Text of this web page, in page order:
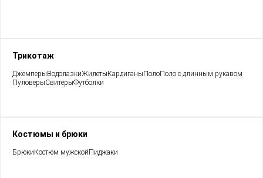
Трикотаж
ДжемперыВодолазкиЖилетыКардиганыПолоПоло с длинным рукавом
ПуловерыСвитерыФутболки
Костюмы и брюки
БрюкиКостюм мужскойПиджаки